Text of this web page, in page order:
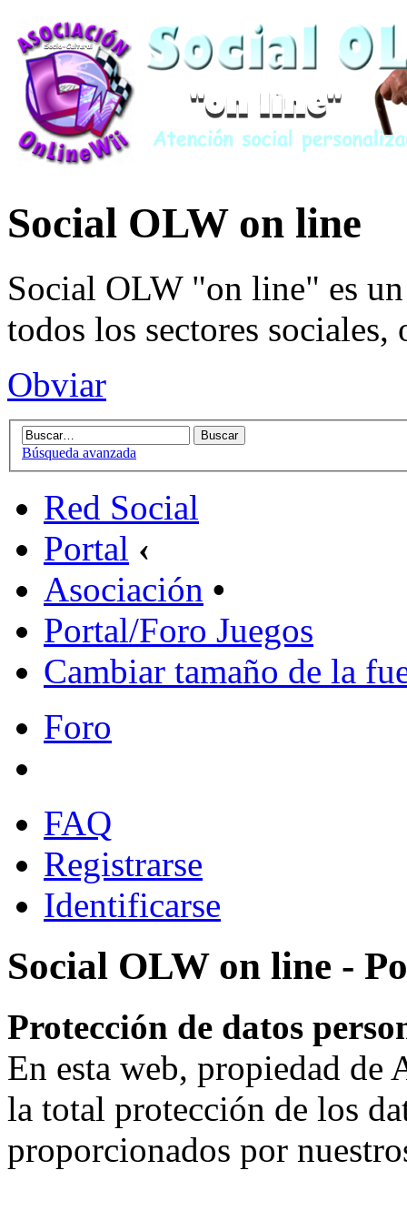
Social OLW on line
Social OLW "on line" es
todos los sectores sociales,
Obviar
Búsqueda avanzada
Red Social
Portal ‹
Asociación •
Portal/Foro Juegos
Cambiar tamaño de la
Foro
FAQ
Registrarse
Identificarse
Social OLW on line -
Protección de datos
En esta web, propiedad
la total protección de los
proporcionados por